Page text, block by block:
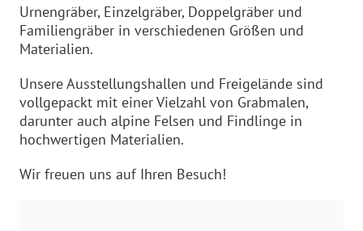
Urnengräber, Einzelgräber, Doppelgräber und
Familiengräber in verschiedenen Größen und
Materialien.
Unsere Ausstellungshallen und Freigelände sind
vollgepackt mit einer Vielzahl von Grabmalen,
darunter auch alpine Felsen und Findlinge in
hochwertigen Materialien.
Wir freuen uns auf Ihren Besuch!